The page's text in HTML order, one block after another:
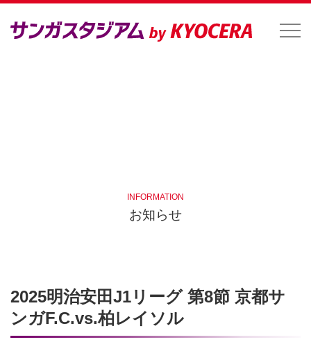
INFORMATION
お知らせ
2025明治安田J1リーグ 第8節 京都サ
ンガF.C.vs.柏レイソル